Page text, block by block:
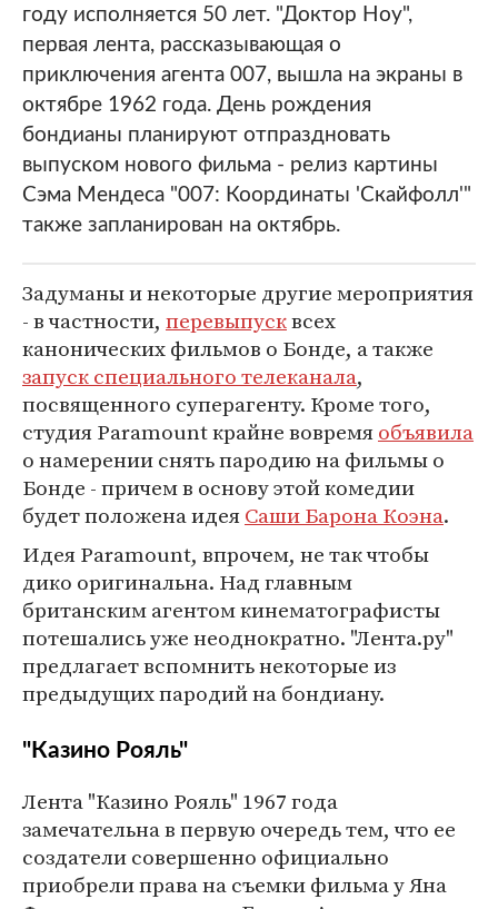
году исполняется 50 лет. "Доктор Ноу",
первая лента, рассказывающая о
приключения агента 007, вышла на экраны в
октябре 1962 года. День рождения
бондианы планируют отпраздновать
выпуском нового фильма - релиз картины
Сэма Мендеса "007: Координаты 'Скайфолл'"
также запланирован на октябрь.
Задуманы и некоторые другие мероприятия
- в частности, перевыпусквсех
канонических фильмов о Бонде, а также
запуск специального телеканала,
посвященного суперагенту. Кроме того,
студия Paramount крайне вовремяобъявила
о намерении снять пародию на фильмы о
Бонде - причем в основу этой комедии
будет положена идеяСаши Барона Коэна.
Идея Paramount, впрочем, не так чтобы
дико оригинальна. Над главным
британским агентом кинематографисты
потешались уже неоднократно. "Лента.ру"
предлагает вспомнить некоторые из
предыдущих пародий на бондиану.
"Казино Рояль"
Лента "Казино Рояль" 1967 года
замечательна в первую очередь тем, что ее
создатели совершенно официально
приобрели права на съемки фильма у Яна